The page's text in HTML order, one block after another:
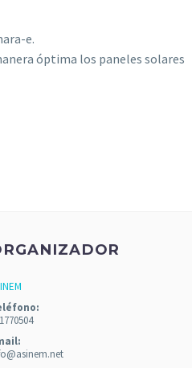
e.
óptima los paneles solares